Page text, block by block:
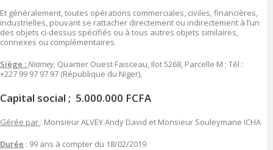
Et généralement, toutes opérations commerciales, civiles, financières,
industrielles, pouvant se rattacher directement ou indirectement à l’un
des objets ci-dessus spécifiés ou à tous autres objets similaires,
connexes ou complémentaires.
Siège :Niamey, Quartier Ouest Faisceau, Ilot 5268, Parcelle M ; Tél :
+227 99 97 97 97 (République du Niger),
Capital social ; 5.000.000 FCFA
Gérée par : Monsieur ALVEY Andy David et Monsieur Souleymane ICHA
Durée : 99 ans à compter du 18/02/2019